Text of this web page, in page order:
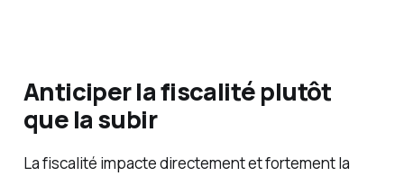
Anticiper la fiscalité plutôt
que la subir
La fiscalité impacte directement et fortement la